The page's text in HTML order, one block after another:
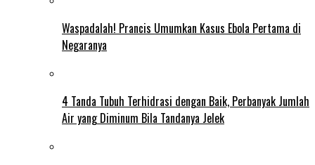
Waspadalah! Prancis Umumkan Kasus Ebola Pertama di
Negaranya
4 Tanda Tubuh Terhidrasi dengan Baik, Perbanyak Jumlah
Air yang Diminum Bila Tandanya Jelek